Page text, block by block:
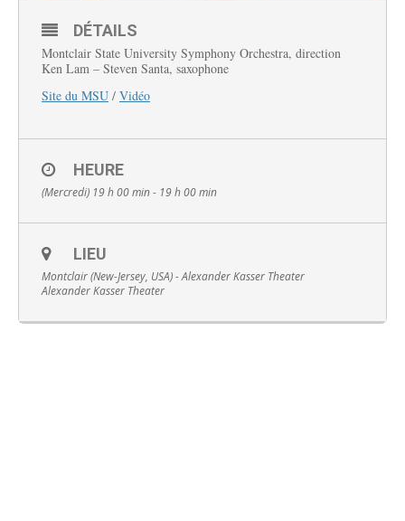
DÉTAILS
Montclair State University Symphony Orchestra, direction
Ken Lam – Steven Santa, saxophone
Site du MSU / Vidéo
HEURE
(Mercredi) 19 h 00 min - 19 h 00 min
LIEU
Montclair (New-Jersey, USA) - Alexander Kasser Theater
Alexander Kasser Theater